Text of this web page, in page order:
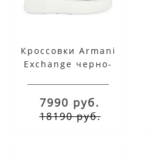
Кроссовки Armani
Exchange черно-
7990 руб.
18190 руб.